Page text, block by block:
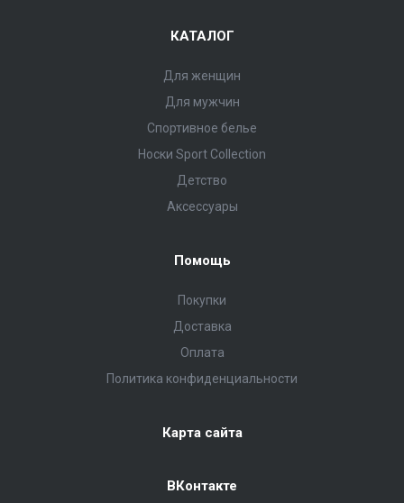
КАТАЛОГ
Для женщин
Для мужчин
Спортивное белье
Носки Sport Collection
Детство
Аксессуары
Помощь
Покупки
Доставка
Оплата
Политика конфиденциальности
Карта сайта
ВКонтакте